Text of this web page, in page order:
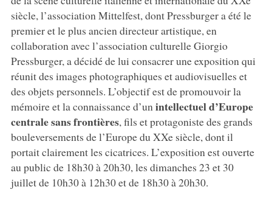
siècle, l’association Mittelfest, dont Pressburger a été le
premier et le plus ancien directeur artistique, en
collaboration avec l’association culturelle Giorgio
Pressburger, a décidé de lui consacrer une exposition qui
réunit des images photographiques et audiovisuelles et
des objets personnels. L’objectif est de promouvoir la
mémoire et la connaissance d’unintellectuel d’Europe
centrale sans frontières, fils et protagoniste des grands
bouleversements de l’Europe du XXe siècle, dont il
portait clairement les cicatrices. L’exposition est ouverte
au public de 18h30 à 20h30, les dimanches 23 et 30
juillet de 10h30 à 12h30 et de 18h30 à 20h30.